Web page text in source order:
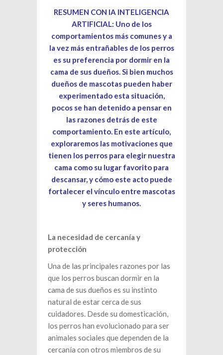
RESUMEN CON IA INTELIGENCIA
ARTIFICIAL: Uno de los
comportamientos más comunes y a
la vez más entrañables de los perros
es su preferencia por dormir en la
cama de sus dueños. Si bien muchos
dueños de mascotas pueden haber
experimentado esta situación,
pocos se han detenido a pensar en
las razones detrás de este
comportamiento. En este artículo,
exploraremos las motivaciones que
tienen los perros para elegir nuestra
cama como su lugar favorito para
descansar, y cómo este acto puede
fortalecer el vínculo entre mascotas
y seres humanos.
La necesidad de cercanía y
protección
Una de las principales razones por las
que los perros buscan dormir en la
cama de sus dueños es su instinto
natural de estar cerca de sus
cuidadores. Desde su domesticación,
los perros han evolucionado para ser
animales sociales que dependen de la
cercanía con otros miembros de su